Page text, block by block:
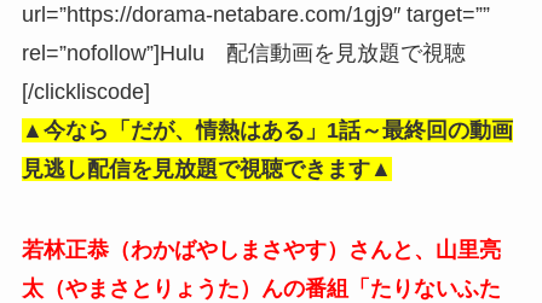
url=”https://dorama-netabare.com/1gj9″ target=””
rel=”nofollow”]Hulu 配信動画を見放題で視聴
[/clickliscode]
▲今なら「だが、情熱はある」 1話～最終回の動画
見逃し配信を見放題で視聴できます▲
若林正恭（わかばやしまさやす）さんと、山里亮
太（やまさとりょうた）んの番組「たりないふた